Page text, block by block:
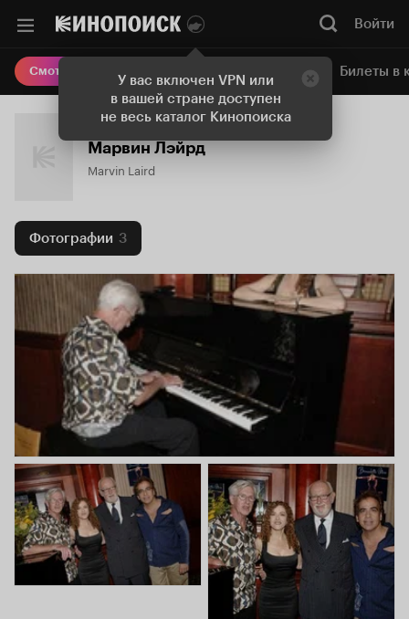
У вас включен VPN или
в вашей стране доступен
не весь каталог Кинопоиска
Войти
Смотреть кино Онлайн-кинотеатр Билеты в
Марвин Лэйрд
Marvin Laird
Фотографии 3